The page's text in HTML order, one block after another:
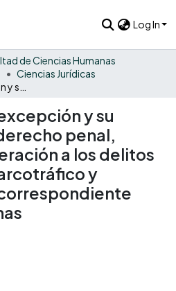
Log In
de Ciencias Humanas
Ciencias Jurídicas
y su
penal,
a los delitos
y